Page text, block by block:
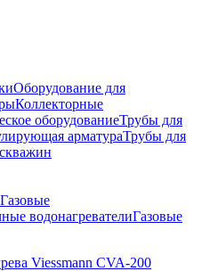
Оборудование для
Коллекторные
оборудованиеТрубы для
арматураТрубы для
Газовые
водонагревателиГазовые